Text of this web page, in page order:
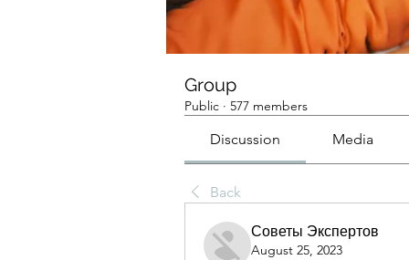
Group
Public · 577 members
Discussion Media
Back
Советы Экспертов
August 25, 2023